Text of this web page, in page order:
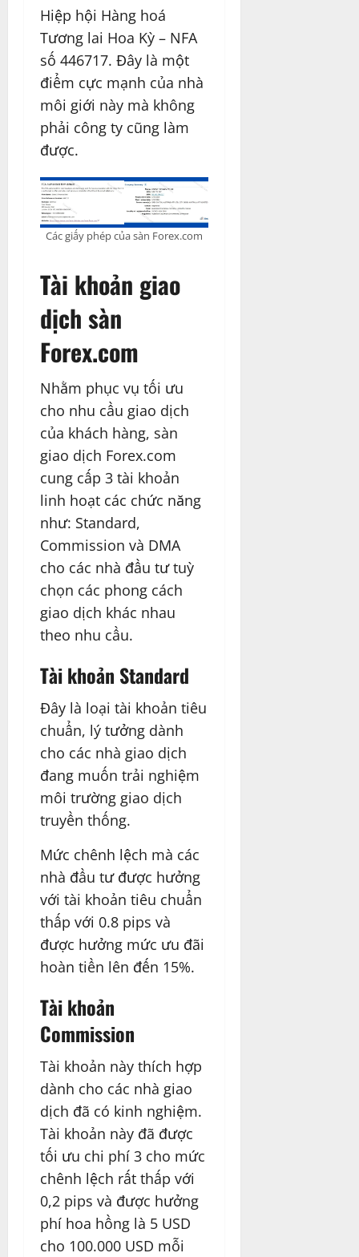
Hiệp hội Hàng hoá
Tương lai Hoa Kỳ – NFA
số 446717. Đây là một
điểm cực mạnh của nhà
môi giới này mà không
phải công ty cũng làm
được.
Các giấy phép của sàn Forex.com
Tài khoản giao
dịch sàn
Forex.com
Nhằm phục vụ tối ưu
cho nhu cầu giao dịch
của khách hàng, sàn
giao dịch Forex.com
cung cấp 3 tài khoản
linh hoạt các chức năng
như: Standard,
Commission và DMA
cho các nhà đầu tư tuỳ
chọn các phong cách
giao dịch khác nhau
theo nhu cầu.
Tài khoản Standard
Đây là loại tài khoản tiêu
chuẩn, lý tưởng dành
cho các nhà giao dịch
đang muốn trải nghiệm
môi trường giao dịch
truyền thống.
Mức chênh lệch mà các
nhà đầu tư được hưởng
với tài khoản tiêu chuẩn
thấp với 0.8 pips và
được hưởng mức ưu đãi
hoàn tiền lên đến 15%.
Tài khoản
Commission
Tài khoản này thích hợp
dành cho các nhà giao
dịch đã có kinh nghiệm.
Tài khoản này đã được
tối ưu chi phí 3 cho mức
chênh lệch rất thấp với
0,2 pips và được hưởng
phí hoa hồng là 5 USD
cho 100.000 USD mỗi